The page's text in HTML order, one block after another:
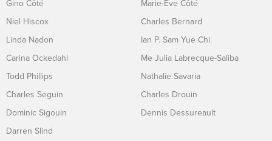
Gino Côté
Niel Hiscox
Linda Nadon
Carina Ockedahl
Todd Phillips
Charles Seguin
Dominic Sigouin
Darren Slind
Marie-Eve Côté
Charles Bernard
Ian P. Sam Yue Chi
Me Julia Labrecque-Saliba
Nathalie Savaria
Charles Drouin
Dennis Dessureault